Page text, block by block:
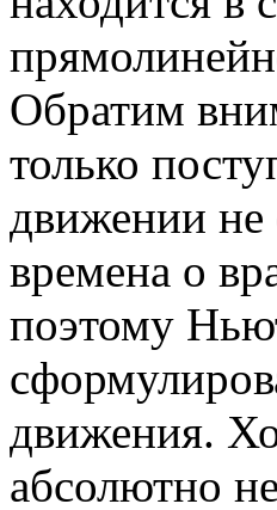
Обратим
только
движении не
времена о
поэтому
движения.
абсолютно